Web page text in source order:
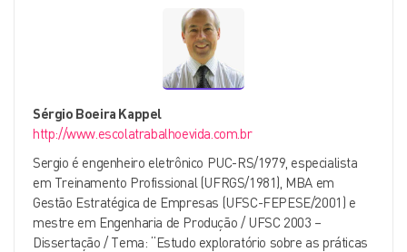
Sérgio Boeira Kappel
http://www.escolatrabalhoevida.com.br
Sergio é engenheiro eletrônico PUC-RS/1979, especialista
em Treinamento Profissional (UFRGS/1981), MBA em
Gestão Estratégica de Empresas (UFSC-FEPESE/2001) e
mestre em Engenharia de Produção / UFSC 2003 –
Dissertação / Tema: “Estudo exploratório sobre as práticas